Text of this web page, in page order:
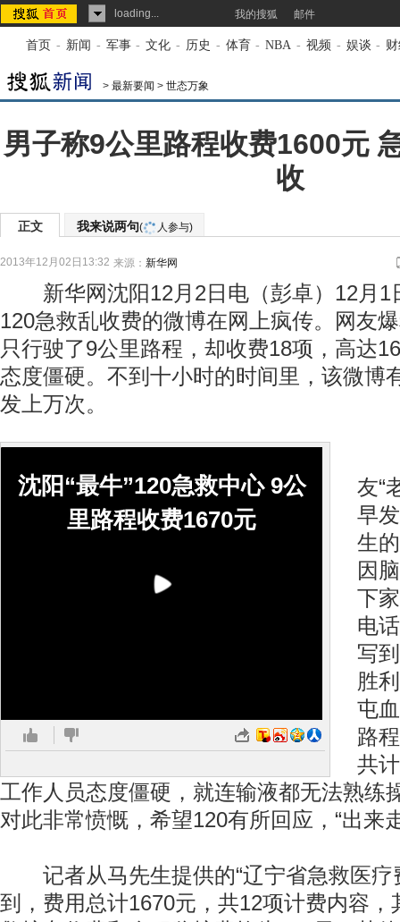
loading... 我的搜狐 邮件
首页 - 新闻 - 军事 - 文化 - 历史 - 体育 - NBA - 视频 - 娱谈 -
> 最新要闻 > 世态万象
男子称9公里路程收费1600元
收
正文 我来说两句( 人参与)
2013年12月02日13:32 来源： 新华网
新华网沈阳12月2日电（彭卓）12月1
120急救乱收费的微博在网上疯传。网友
只行驶了9公里路程，却收费18项，高达
态度僵硬。不到十小时的时间里，该微博
发上万次。
沈阳“最牛”120急救中心 9公
里路程收费1670元
友“
早
生
因
下
电
写
胜
屯
路
共
工作人员态度僵硬，就连输液都无法熟练
对此非常愤慨，希望120有所回应，“出来
记者从马先生提供的“辽宁省急救医疗
到，费用总计1670元，共12项计费内容，